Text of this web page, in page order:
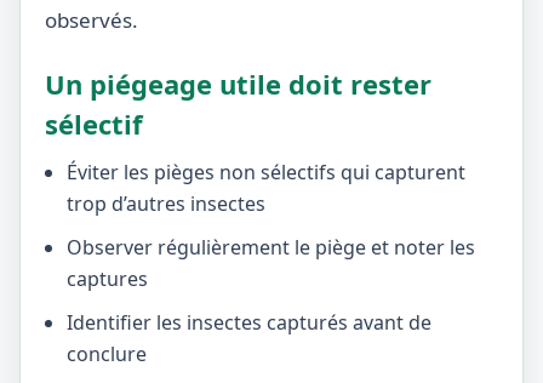
observés.
Un piégeage utile doit rester
sélectif
Éviter les pièges non sélectifs qui capturent
trop d’autres insectes
Observer régulièrement le piège et noter les
captures
Identifier les insectes capturés avant de
conclure